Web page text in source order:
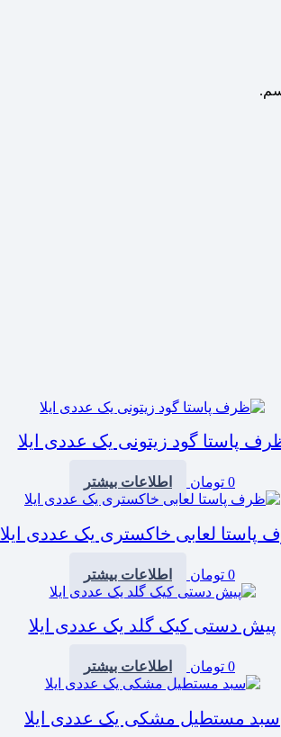
پاستا گود زیتونی یک عددی ایلا
0 تومان اطلاعات بیشتر
پاستا لعابی خاکستری یک عددی ایلا
0 تومان اطلاعات بیشتر
پیش دستی کیک گلد یک عددی ایلا
0 تومان اطلاعات بیشتر
سبد مستطیل مشکی یک عددی ایلا